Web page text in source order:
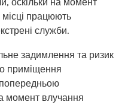
працюють
служби.
задимлення та ризик
приміщення
момент влучання